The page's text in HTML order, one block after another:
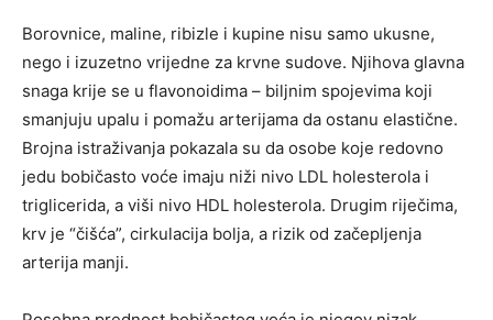
Borovnice, maline, ribizle i kupine nisu samo ukusne,
nego i izuzetno vrijedne za krvne sudove. Njihova glavna
snaga krije se u flavonoidima – biljnim spojevima koji
smanjuju upalu i pomažu arterijama da ostanu elastične.
Brojna istraživanja pokazala su da osobe koje redovno
jedu bobičasto voće imaju niži nivo LDL holesterola i
triglicerida, a viši nivo HDL holesterola. Drugim riječima,
krv je “čišća”, cirkulacija bolja, a rizik od začepljenja
arterija manji.